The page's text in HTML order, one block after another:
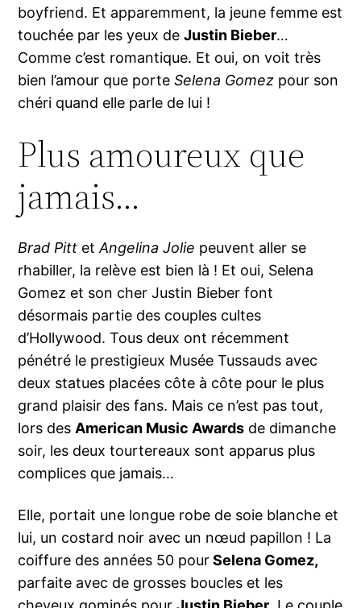
boyfriend. Et apparemment, la jeune femme est
touchée par les yeux deJustin Bieber…
Comme c’est romantique. Et oui, on voit très
bien l’amour que porteSelena Gomez pour son
chéri quand elle parle de lui !
Plus amoureux que
jamais…
Brad Pitt etAngelina Jolie peuvent aller se
rhabiller, la relève est bien là ! Et oui, Selena
Gomez et son cher Justin Bieber font
désormais partie des couples cultes
d’Hollywood. Tous deux ont récemment
pénétré le prestigieux Musée Tussauds avec
deux statues placées côte à côte pour le plus
grand plaisir des fans. Mais ce n’est pas tout,
lors desAmerican Music Awards de dimanche
soir, les deux tourtereaux sont apparus plus
complices que jamais…
Elle, portait une longue robe de soie blanche et
lui, un costard noir avec un nœud papillon ! La
coiffure des années 50 pourSelena Gomez,
parfaite avec de grosses boucles et les